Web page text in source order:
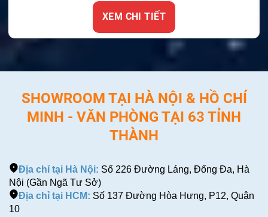
XEM CHI TIẾT
SHOWROOM TẠI HÀ NỘI & HỒ CHÍ
MINH - VĂN PHÒNG TẠI 63 TỈNH
THÀNH
Địa chỉ tại Hà Nội: Số 226 Đường Láng, Đống Đa, Hà
Nội (Gần Ngã Tư Sở)
Địa chỉ tại HCM: Số 137 Đường Hòa Hưng, P12, Quận
10